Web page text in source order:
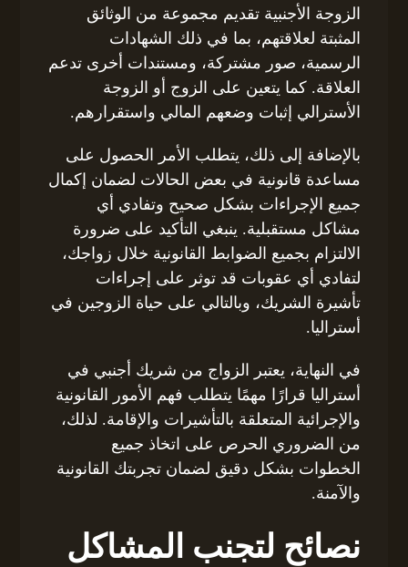
الزوجة الأجنبية تقديم مجموعة من الوثائق
المثبتة لعلاقتهم، بما في ذلك الشهادات
الرسمية، صور مشتركة، ومستندات أخرى تدعم
العلاقة. كما يتعين على الزوج أو الزوجة
الأسترالي إثبات وضعهم المالي واستقرارهم.
بالإضافة إلى ذلك، يتطلب الأمر الحصول على
مساعدة قانونية في بعض الحالات لضمان إكمال
جميع الإجراءات بشكل صحيح وتفادي أي
مشاكل مستقبلية. ينبغي التأكيد على ضرورة
الالتزام بجميع الضوابط القانونية خلال زواجك،
لتفادي أي عقوبات قد توثر على إجراءات
تأشيرة الشريك، وبالتالي على حياة الزوجين في
أستراليا.
في النهاية، يعتبر الزواج من شريك أجنبي في
أستراليا قرارًا مهمًا يتطلب فهم الأمور القانونية
والإجرائية المتعلقة بالتأشيرات والإقامة. لذلك،
من الضروري الحرص على اتخاذ جميع
الخطوات بشكل دقيق لضمان تجربتك القانونية
والآمنة.
نصائح لتجنب المشاكل